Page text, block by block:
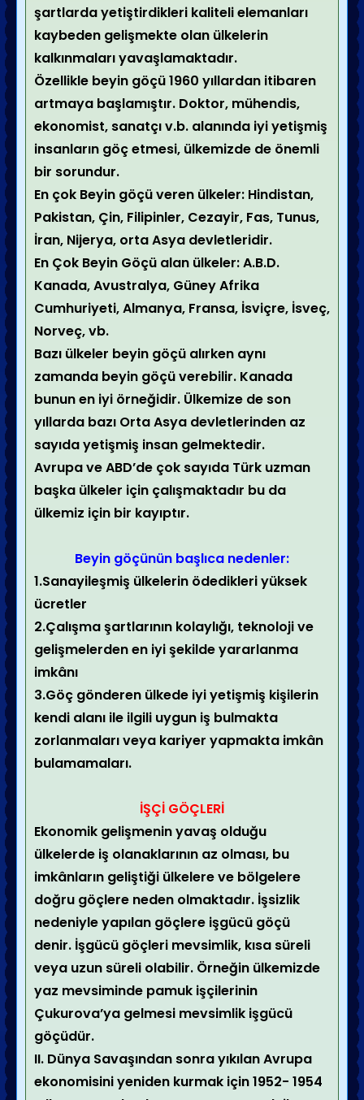
şartlarda yetiştirdikleri kaliteli elemanları
kaybeden gelişmekte olan ülkelerin
kalkınmaları yavaşlamaktadır.
Özellikle beyin göçü 1960 yıllardan itibaren
artmaya başlamıştır. Doktor, mühendis,
ekonomist, sanatçı v.b. alanında iyi yetişmiş
insanların göç etmesi, ülkemizde de önemli
bir sorundur.
En çok Beyin göçü veren ülkeler: Hindistan,
Pakistan, Çin, Filipinler, Cezayir, Fas, Tunus,
İran, Nijerya, orta Asya devletleridir.
En Çok Beyin Göçü alan ülkeler: A.B.D.
Kanada, Avustralya, Güney Afrika
Cumhuriyeti, Almanya, Fransa, İsviçre, İsveç,
Norveç, vb.
Bazı ülkeler beyin göçü alırken aynı
zamanda beyin göçü verebilir. Kanada
bunun en iyi örneğidir. Ülkemize de son
yıllarda bazı Orta Asya devletlerinden az
sayıda yetişmiş insan gelmektedir.
Avrupa ve ABD’de çok sayıda Türk uzman
başka ülkeler için çalışmaktadır bu da
ülkemiz için bir kayıptır.
Beyin göçünün başlıca nedenler:
1.Sanayileşmiş ülkelerin ödedikleri yüksek
ücretler
2.Çalışma şartlarının kolaylığı, teknoloji ve
gelişmelerden en iyi şekilde yararlanma
imkânı
3.Göç gönderen ülkede iyi yetişmiş kişilerin
kendi alanı ile ilgili uygun iş bulmakta
zorlanmaları veya kariyer yapmakta imkân
bulamamaları.
İŞÇİ GÖÇLERİ
Ekonomik gelişmenin yavaş olduğu
ülkelerde iş olanaklarının az olması, bu
imkânların geliştiği ülkelere ve bölgelere
doğru göçlere neden olmaktadır. İşsizlik
nedeniyle yapılan göçlere işgücü göçü
denir. İşgücü göçleri mevsimlik, kısa süreli
veya uzun süreli olabilir. Örneğin ülkemizde
yaz mevsiminde pamuk işçilerinin
Çukurova’ya gelmesi mevsimlik işgücü
göçüdür.
II. Dünya Savaşından sonra yıkılan Avrupa
ekonomisini yeniden kurmak için 1952- 1954